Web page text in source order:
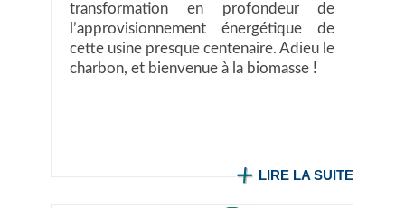
transformation en profondeur de
l’approvisionnement énergétique de
cette usine presque centenaire. Adieu le
charbon, et bienvenue à la biomasse !
LIRE LA SUITE